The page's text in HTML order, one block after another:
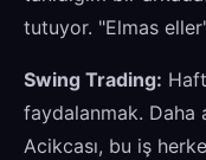
tutuyor. "Elmas
Swing Trading:
faydalanmak. Daha
Acikcası, bu iş